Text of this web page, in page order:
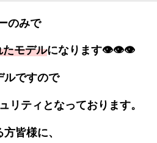
のみで
モデルになります👁👁👁
ルですので
リティとなっております。
皆様に、